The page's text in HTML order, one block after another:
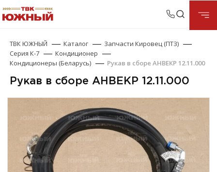
ТВК ЮЖНЫЙ Каталог
Запчасти Кировец (ПТЗ)
Серия К-7
Кондиционер
Кондиционеры (Беларусь)
Рукав в сборе АНВЕКР 12.11.000
Рукав в сборе АНВЕКР 12.11.000